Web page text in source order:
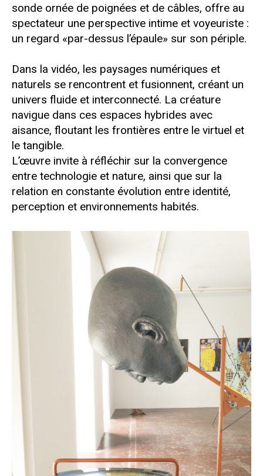
sonde ornée de poignées et de câbles, offre au
spectateur une perspective intime et voyeuriste :
un regard «par-dessus l’épaule» sur son périple.
Dans la vidéo, les paysages numériques et
naturels se rencontrent et fusionnent, créant un
univers fluide et interconnecté. La créature
navigue dans ces espaces hybrides avec
aisance, floutant les frontières entre le virtuel et
le tangible.
L’œuvre invite à réfléchir sur la convergence
entre technologie et nature, ainsi que sur la
relation en constante évolution entre identité,
perception et environnements habités.